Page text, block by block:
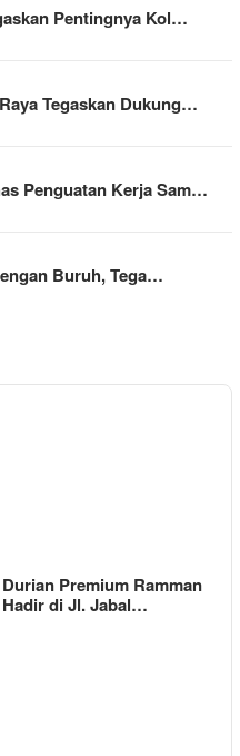
Pentingnya Kol…
Tegaskan Dukung…
Penguatan Kerja Sam…
Buruh, Tega…
Durian Premium Ramman
Hadir di Jl. Jabal…